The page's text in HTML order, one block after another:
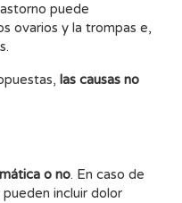
puede
ovarios y la trompas e,
las causas no
o no. En caso de
incluir dolor